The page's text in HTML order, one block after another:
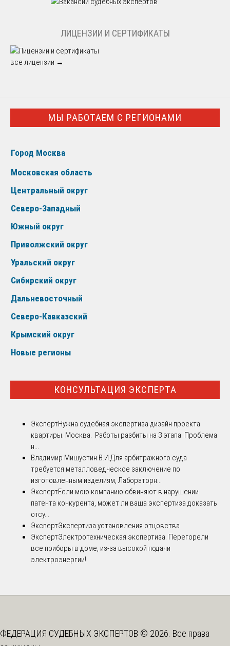
ЛИЦЕНЗИИ И СЕРТИФИКАТЫ
все лицензии →
МЫ РАБОТАЕМ С РЕГИОНАМИ
Город Москва
Московская область
Центральный округ
Северо-Западный
Южный округ
Приволжский округ
Уральский округ
Сибирский округ
Дальневосточный
Северо-Кавказский
Крымский округ
Новые регионы
КОНСУЛЬТАЦИЯ ЭКСПЕРТА
ЭкспертНужна судебная экспертиза дизайн проекта
квартиры. Москва. Работы разбиты на 3 этапа. Проблема
н...
Владимир Мишустин В.И.Для арбитражного суда
требуется металловедческое заключение по
изготовленным изделиям, Лабораторн...
ЭкспертЕсли мою компанию обвиняют в нарушении
патента конкурента, может ли ваша экспертиза доказать
отсу...
ЭкспертЭкспертиза установления отцовства
ЭкспертЭлектротехническая экспертиза. Перегорели
все приборы в доме, из-за высокой подачи
электроэнергии!
ФЕДЕРАЦИЯ СУДЕБНЫХ ЭКСПЕРТОВ © 2026. Все права